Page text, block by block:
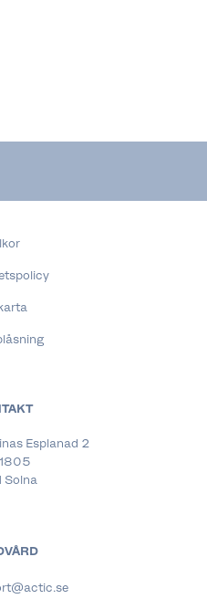
Esplanad 2
Solna